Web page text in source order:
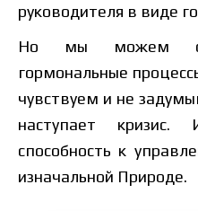
руководителя в виде
Но мы можем
гормональные
чувствуем и не
наступает
способность к
изначальной Природе.